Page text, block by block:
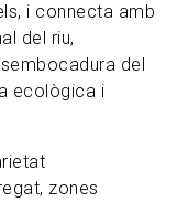
i connecta amb
del riu,
del
ecològica i
zones